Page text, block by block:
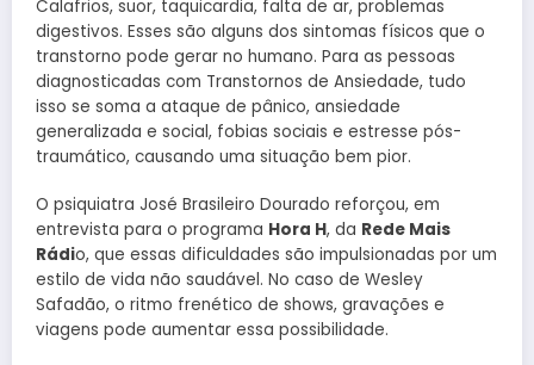
Calafrios, suor, taquicardia, falta de ar, problemas
digestivos. Esses são alguns dos sintomas físicos que o
transtorno pode gerar no humano. Para as pessoas
diagnosticadas com Transtornos de Ansiedade, tudo
isso se soma a ataque de pânico, ansiedade
generalizada e social, fobias sociais e estresse pós-
traumático, causando uma situação bem pior.
O psiquiatra José Brasileiro Dourado reforçou, em
entrevista para o programa Hora H, da Rede Mais
Rádio, que essas dificuldades são impulsionadas por um
estilo de vida não saudável. No caso de Wesley
Safadão, o ritmo frenético de shows, gravações e
viagens pode aumentar essa possibilidade.